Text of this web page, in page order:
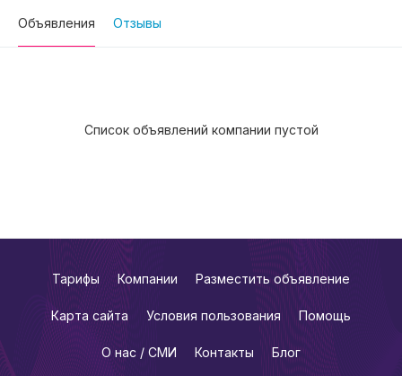
Объявления Отзывы
Список объявлений компании пустой
Тарифы Компании Разместить объявление
Карта сайта Условия пользования Помощь
О нас / СМИ Контакты Блог